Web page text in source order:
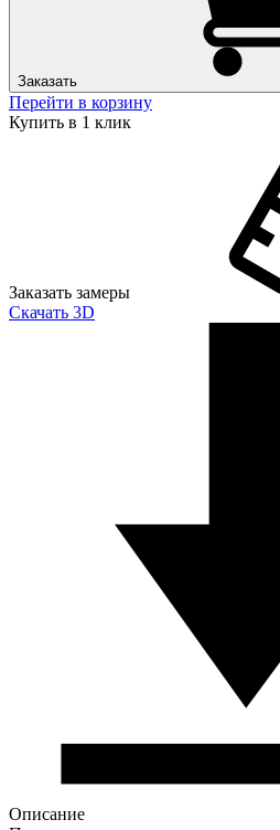
Заказать
Перейти в корзину
Купить в 1 клик
Заказать замеры
Скачать 3D
Описание